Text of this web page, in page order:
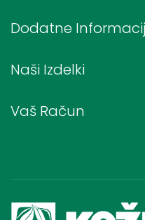
Dodatne
Naši Izdelki
Vaš Račun